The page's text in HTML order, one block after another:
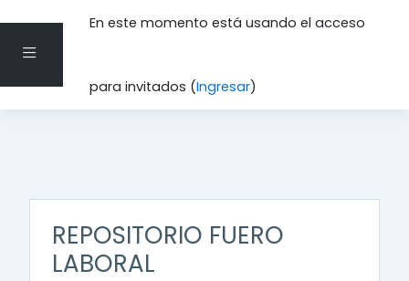
Pánel lateral
En este momento está usando el acceso
para invitados (Ingresar)
Saltar al contenido principal
REPOSITORIO FUERO
LABORAL